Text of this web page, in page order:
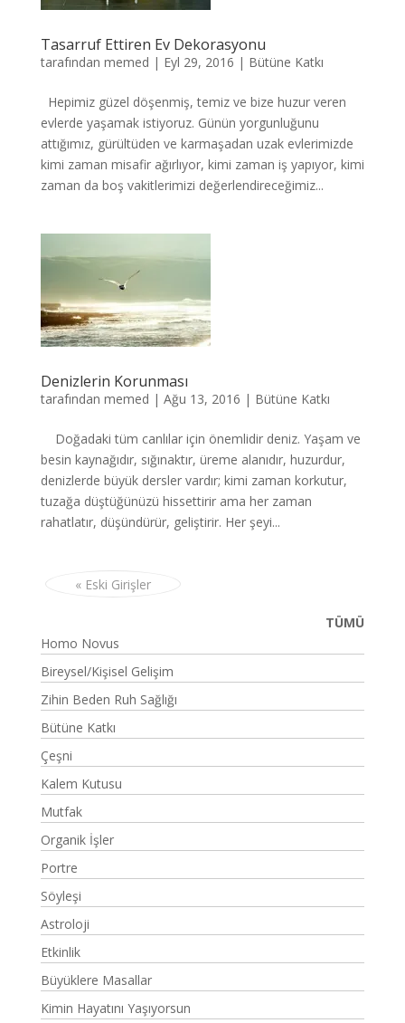
Tasarruf Ettiren Ev Dekorasyonu
tarafından memed | Eyl 29, 2016 | Bütüne Katkı
Hepimiz güzel döşenmiş, temiz ve bize huzur veren
evlerde yaşamak istiyoruz. Günün yorgunluğunu
attığımız, gürültüden ve karmaşadan uzak evlerimizde
kimi zaman misafir ağırlıyor, kimi zaman iş yapıyor, kimi
zaman da boş vakitlerimizi değerlendireceğimiz...
Denizlerin Korunması
tarafından memed | Ağu 13, 2016 | Bütüne Katkı
Doğadaki tüm canlılar için önemlidir deniz. Yaşam ve
besin kaynağıdır, sığınaktır, üreme alanıdır, huzurdur,
denizlerde büyük dersler vardır; kimi zaman korkutur,
tuzağa düştüğünüzü hissettirir ama her zaman
rahatlatır, düşündürür, geliştirir. Her şeyi...
« Eski Girişler
TÜMÜ
Homo Novus
Bireysel/Kişisel Gelişim
Zihin Beden Ruh Sağlığı
Bütüne Katkı
Çeşni
Kalem Kutusu
Mutfak
Organik İşler
Portre
Söyleşi
Astroloji
Etkinlik
Büyüklere Masallar
Kimin Hayatını Yaşıyorsun